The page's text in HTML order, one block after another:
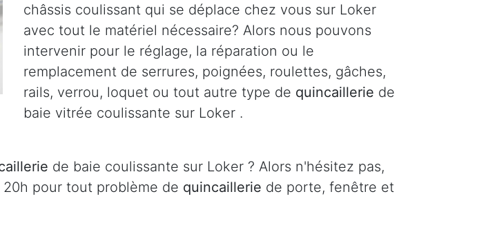
châssis coulissant qui se déplace chez vous sur Loker
avec tout le matériel nécessaire? Alors nous pouvons
intervenir pour le réglage, la réparation ou le
remplacement de serrures, poignées, roulettes, gâches,
rails, verrou, loquet ou tout autre type de quincaillerie de
baie vitrée coulissante sur Loker .
de baie coulissante sur Loker ? Alors n'hésitez pas,
pour tout problème de quincaillerie de porte, fenêtre et